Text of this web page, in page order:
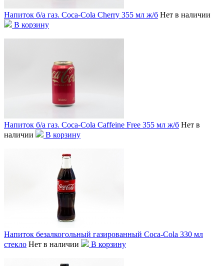
Напиток б/а газ. Coca-Cola Cherry 355 мл ж/б Нет в наличии
В корзину
Напиток б/а газ. Coca-Cola Caffeine Free 355 мл ж/б Нет в
наличии
В корзину
Напиток безалкогольный газированный Coca-Cola 330 мл
стекло Нет в наличии В корзину